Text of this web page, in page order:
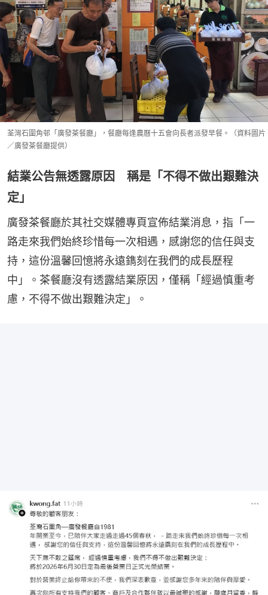
荃灣石圍角邨「廣發茶餐廳」，餐廳每逢農曆十五會向長者派發早餐。（資料圖片
／廣發茶餐廳提供）
結業公告無透露原因 稱是「不得不做出艱難決
定」
廣發茶餐廳於其社交媒體專頁宣佈結業消息，指「一
路走來我們始終珍惜每一次相遇，感謝您的信任與支
持，這份溫馨回憶將永遠鐫刻在我們的成長歷程
中」。茶餐廳沒有透露結業原因，僅稱「經過慎重考
慮，不得不做出艱難決定」。